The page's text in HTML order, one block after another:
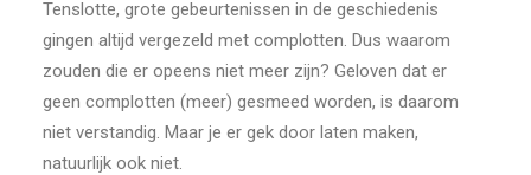
Tenslotte, grote gebeurtenissen in de geschiedenis
gingen altijd vergezeld met complotten. Dus waarom
zouden die er opeens niet meer zijn? Geloven dat er
geen complotten (meer) gesmeed worden, is daarom
niet verstandig. Maar je er gek door laten maken,
natuurlijk ook niet.